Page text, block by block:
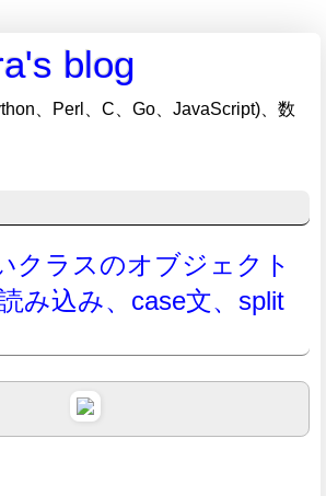
blog
、Perl、C、Go、JavaScript)、数
クラスのオブジェクト
み込み、case文、split